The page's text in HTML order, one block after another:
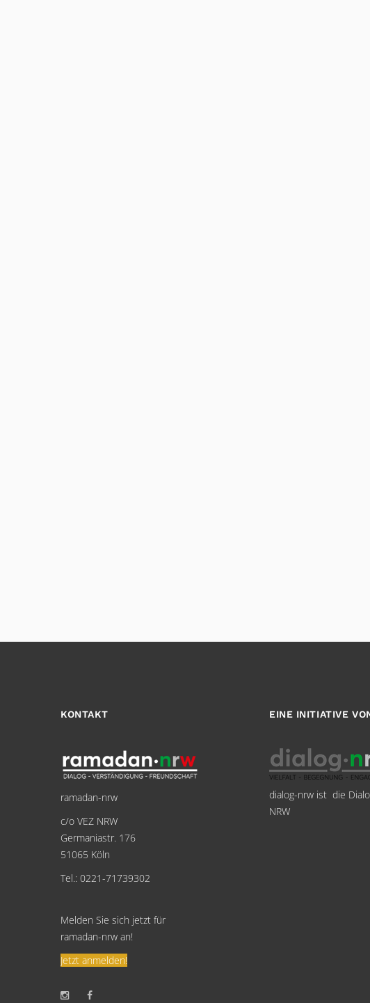
KONTAKT
ramadan-nrw
c/o VEZ NRW
Germaniastr. 176
51065 Köln
Tel.: 0221-71739302
Melden Sie sich jetzt für
ramadan-nrw an!
Jetzt anmelden!
EINE INITIATIVE
dialog-nrw ist die
NRW